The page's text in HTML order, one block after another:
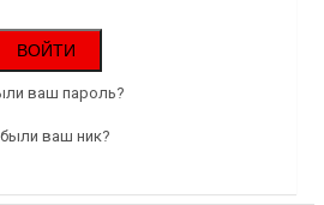
ваш пароль?
ваш ник?